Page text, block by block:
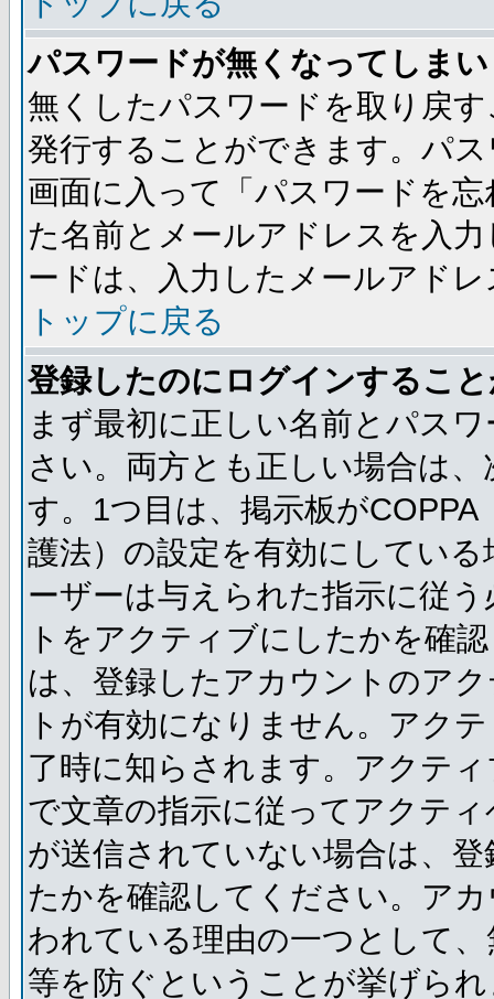
パスワードが無くなってしま
無くしたパスワードを取り戻
発行することができます。パ
画面に入って「パスワードを
た名前とメールアドレスを入
ードは、入力したメールアド
トップに戻る
登録したのにログインするこ
まず最初に正しい名前とパス
さい。両方とも正しい場合は
す。1つ目は、掲示板が
護法）の設定を有効にしてい
ーザーは与えられた指示に従
トをアクティブにしたかを確
は、登録したアカウントのア
トが有効になりません。アク
了時に知らされます。アクテ
で文章の指示に従ってアクテ
が送信されていない場合は、
たかを確認してください。ア
われている理由の一つとして
等を防ぐということが挙げら